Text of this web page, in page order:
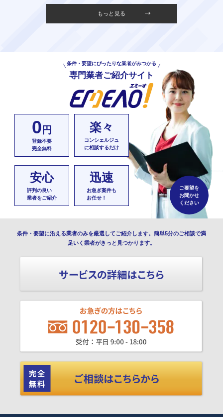
もっと見る
条件・要望にぴったりな業者がみつかる
専門業者ご紹介サイト
0 円
登録不要
完全無料
楽々
コンシェルジュ
に相談するだけ
安心
評判の良い
業者をご紹介
迅速
お急ぎ案件も
お任せ！
ご要望を
お聞かせ
ください
条件・要望に沿える業者のみを厳選してご紹介します。簡単5分のご相談で満
足いく業者がきっと見つかります。